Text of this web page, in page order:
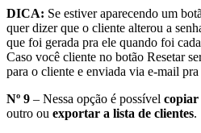
DICA: Se estiver aparecendo um
quer dizer que o cliente alterou a
que foi gerada pra ele quando foi
Caso você cliente no botão Resetar
para o cliente e enviada via e-mail pra
Nº 9 – Nessa opção é possível copiar
outro ou exportar a lista de clientes.